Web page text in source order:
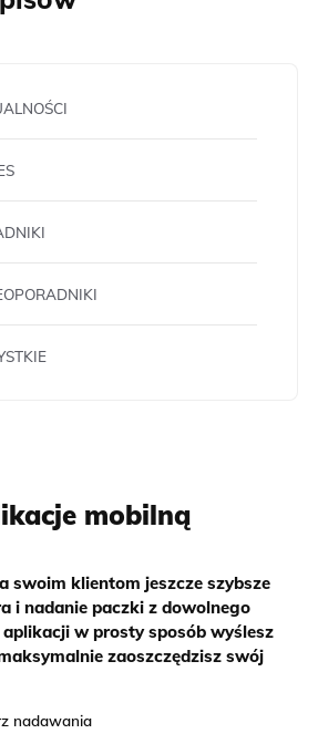
mobilną
swoim klientom jeszcze szybsze
i nadanie paczki z dowolnego
w prosty sposób wyślesz
zaoszczędzisz swój
nadawania